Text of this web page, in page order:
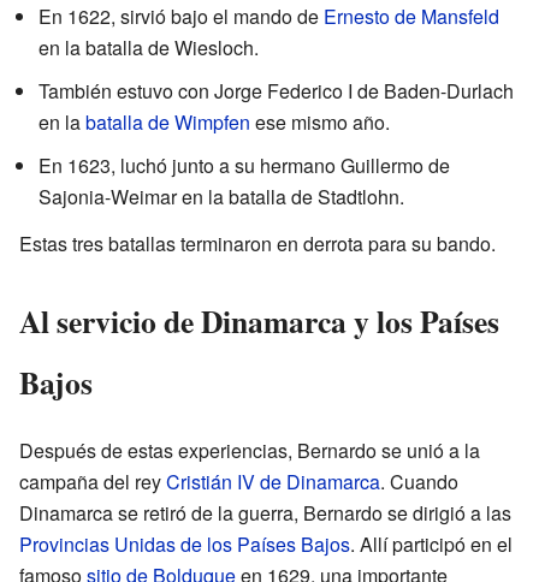
En 1622, sirvió bajo el mando de Ernesto de Mansfeld
en la batalla de Wiesloch.
También estuvo con Jorge Federico I de Baden-Durlach
en labatalla de Wimpfen ese mismo año.
En 1623, luchó junto a su hermano Guillermo de
Sajonia-Weimar en la batalla de Stadtlohn.
Estas tres batallas terminaron en derrota para su bando.
Al servicio de Dinamarca y los Países
Bajos
Después de estas experiencias, Bernardo se unió a la
campaña del reyCristián IV de Dinamarca. Cuando
Dinamarca se retiró de la guerra, Bernardo se dirigió a las
Provincias Unidas de los Países Bajos. Allí participó en el
famosositio de Bolduqueen 1629, una importante